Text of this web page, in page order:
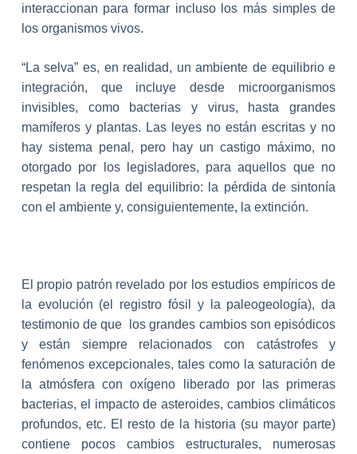
interaccionan para formar incluso los más simples de
los organismos vivos.
“La selva” es, en realidad, un ambiente de equilibrio e
integración, que incluye desde microorganismos
invisibles, como bacterias y virus, hasta grandes
mamíferos y plantas. Las leyes no están escritas y no
hay sistema penal, pero hay un castigo máximo, no
otorgado por los legisladores, para aquellos que no
respetan la regla del equilibrio: la pérdida de sintonía
con el ambiente y, consiguientemente, la extinción.
El propio patrón revelado por los estudios empíricos de
la evolución (el registro fósil y la paleogeología), da
testimonio de que los grandes cambios son episódicos
y están siempre relacionados con catástrofes y
fenómenos excepcionales, tales como la saturación de
la atmósfera con oxígeno liberado por las primeras
bacterias, el impacto de asteroides, cambios climáticos
profundos, etc. El resto de la historia (su mayor parte)
contiene pocos cambios estructurales, numerosas